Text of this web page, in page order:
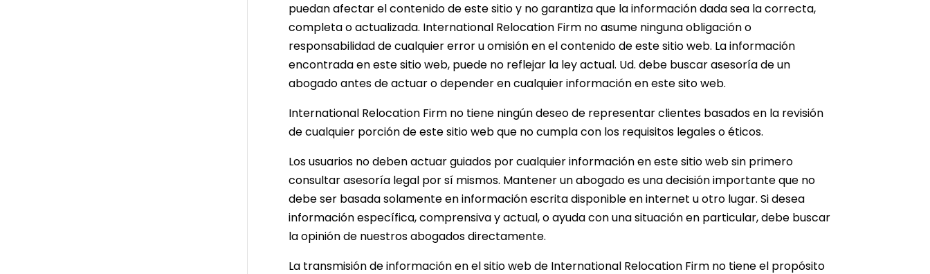
puedan afectar el contenido de este sitio y no garantiza que la información dada sea la correcta,
completa o actualizada. International Relocation Firm no asume ninguna obligación o
responsabilidad de cualquier error u omisión en el contenido de este sitio web. La información
encontrada en este sitio web, puede no reflejar la ley actual. Ud. debe buscar asesoría de un
abogado antes de actuar o depender en cualquier información en este sito web.
International Relocation Firm no tiene ningún deseo de representar clientes basados en la revisión
de cualquier porción de este sitio web que no cumpla con los requisitos legales o éticos.
Los usuarios no deben actuar guiados por cualquier información en este sitio web sin primero
consultar asesoría legal por sí mismos. Mantener un abogado es una decisión importante que no
debe ser basada solamente en información escrita disponible en internet u otro lugar. Si desea
información específica, comprensiva y actual, o ayuda con una situación en particular, debe buscar
la opinión de nuestros abogados directamente.
La transmisión de información en el sitio web de International Relocation Firm no tiene el propósito